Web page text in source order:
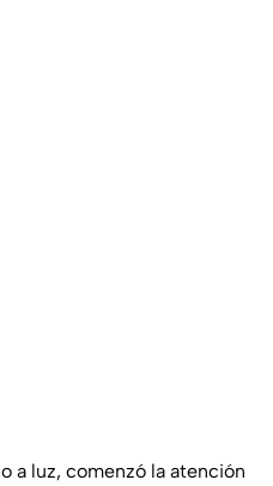
a luz, comenzó la atención